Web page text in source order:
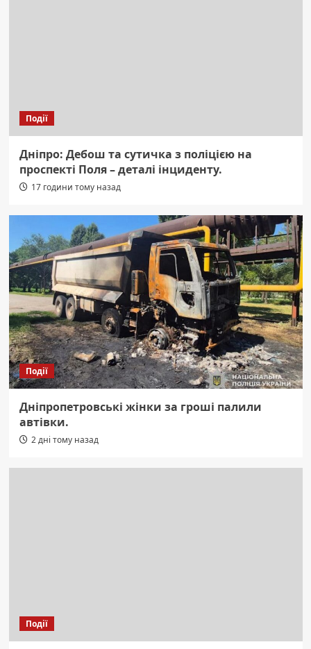
Події
Дніпро: Дебош та сутичка з поліцією на
проспекті Поля – деталі інциденту.
17 години тому назад
Події
Дніпропетровські жінки за гроші палили
автівки.
2 дні тому назад
Події